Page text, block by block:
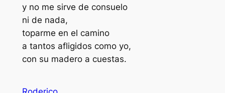
y no me sirve de consuelo
ni de nada,
toparme en el camino
a tantos afligidos como yo,
con su madero a cuestas.